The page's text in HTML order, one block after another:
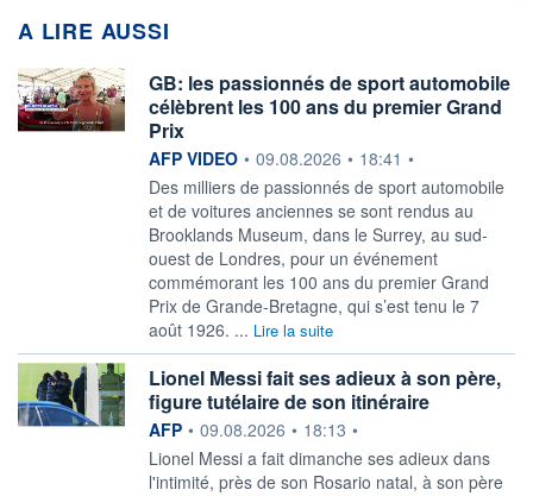
A LIRE AUSSI
GB: les passionnés de sport automobile
célèbrent les 100 ans du premier Grand
Prix
information fournie par
AFP VIDEO • 09.08.2026 • 18:41 •
Des milliers de passionnés de sport automobile
et de voitures anciennes se sont rendus au
Brooklands Museum, dans le Surrey, au sud-
ouest de Londres, pour un événement
commémorant les 100 ans du premier Grand
Prix de Grande-Bretagne, qui s’est tenu le 7
août 1926. ... Lire la suite
Lionel Messi fait ses adieux à son père,
figure tutélaire de son itinéraire
information fournie par
AFP • 09.08.2026 • 18:13 •
Lionel Messi a fait dimanche ses adieux dans
l'intimité, près de son Rosario natal, à son père